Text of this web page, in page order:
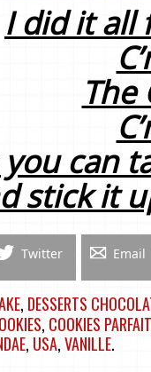
I did it all
The
you can
stick it
Twitter Email
, DESSERTS
, COOKIES PARFAIT
, USA,VANILLE.